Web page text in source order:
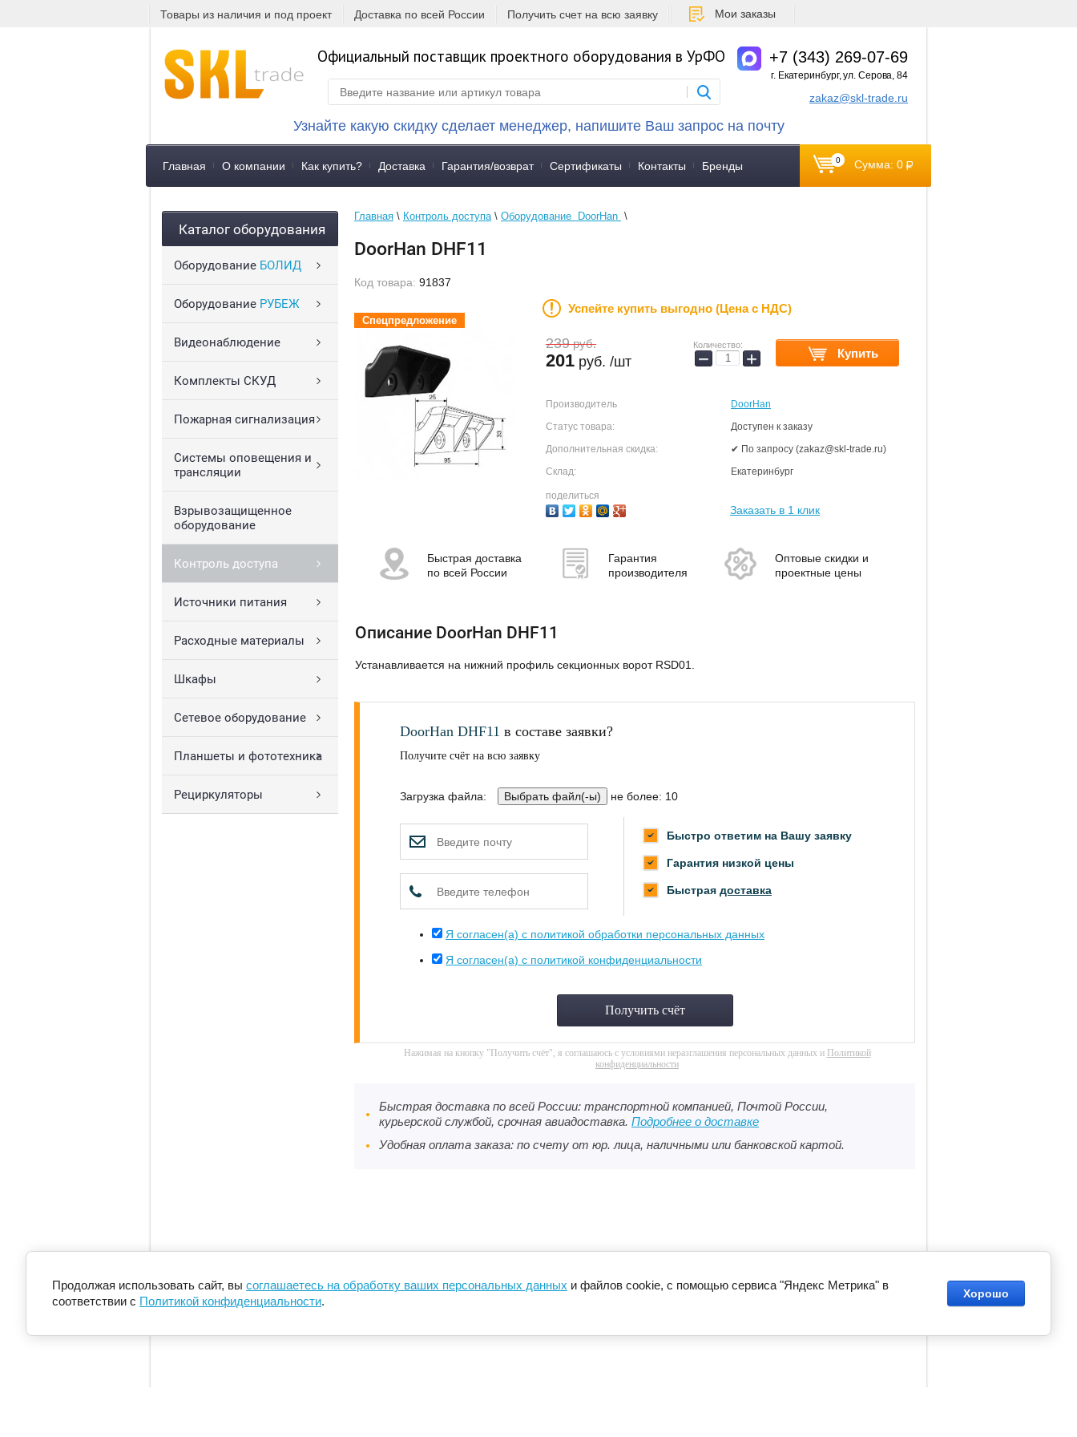
Товары из наличия и под проект Доставка по всей России Получить счет на всю заявку Мои заказы
+7 (343) 269-07-69
г. Екатеринбург, ул. Серова, 84
zakaz@skl-trade.ru
Официальный поставщик проектного оборудования в УрФО
Узнайте какую скидку сделает менеджер, напишите Ваш запрос на почту
Главная О компании Как купить? Доставка Гарантия/возврат Сертификаты Контакты Бренды 0 Сумма: 0
Каталог оборудования
Оборудование БОЛИД
Оборудование РУБЕЖ
Видеонаблюдение
Комплекты СКУД
Пожарная сигнализация
Системы оповещения и
трансляции
Взрывозащищенное
оборудование
Контроль доступа
Источники питания
Расходные материалы
Шкафы
Сетевое оборудование
Планшеты и фототехника
Рециркуляторы
Главная \ Контроль доступа \ Оборудование  DoorHan \
DoorHan DHF11
Код товара: 91837
Спецпредложение
Спецпредложение Успейте купить выгодно (Цена с НДС)
239руб.
201 руб. /шт
Количество:
− + Купить
Производитель
DoorHan
Статус товара:
Доступен к заказу
Дополнительная скидка:
✔ По запросу (zakaz@skl-trade.ru)
Склад:
Екатеринбург
поделиться
Заказать в 1 клик
Быстрая доставка
по всей России
Гарантия
производителя
Оптовые скидки и
проектные цены
Описание DoorHan DHF11
Устанавливается на нижний профиль секционных ворот RSD01.
DoorHan DHF11 в составе заявки?
Получите счёт на всю заявку
Загрузка файла: не более: 10
Быстро ответим на Вашу заявку
Гарантия низкой цены
Быстрая доставка
Я согласен(а) с политикой обработки персональных данных
Я согласен(а) с политикой конфиденциальности
Получить счёт
Нажимая на кнопку "Получить счёт", я соглашаюсь с условиями неразглашения персональных данных и Политикой
конфиденциальности
Быстрая доставка по всей России: транспортной компанией, Почтой России,
курьерской службой, срочная авиадоставка. Подробнее о доставке
Удобная оплата заказа: по счету от юр. лица, наличными или банковской картой.
Продолжая использовать сайт, вы соглашаетесь на обработку ваших персональных данных и файлов cookie, с помощью сервиса "Яндекс Метрика" в
соответствии с Политикой конфиденциальности.
Хорошо